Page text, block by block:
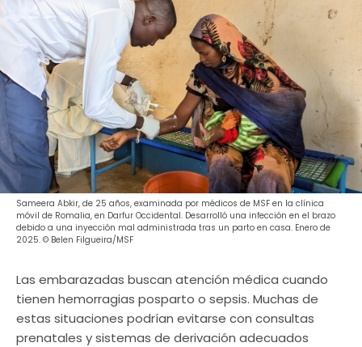
Sameera Abkir, de 25 años, examinada por médicos de MSF en la clínica
móvil de Romalia, en Darfur Occidental. Desarrolló una infección en el brazo
debido a una inyección mal administrada tras un parto en casa. Enero de
2025. © Belen Filgueira/MSF
Las embarazadas buscan atención médica cuando
tienen hemorragias posparto o sepsis. Muchas de
estas situaciones podrían evitarse con consultas
prenatales y sistemas de derivación adecuados